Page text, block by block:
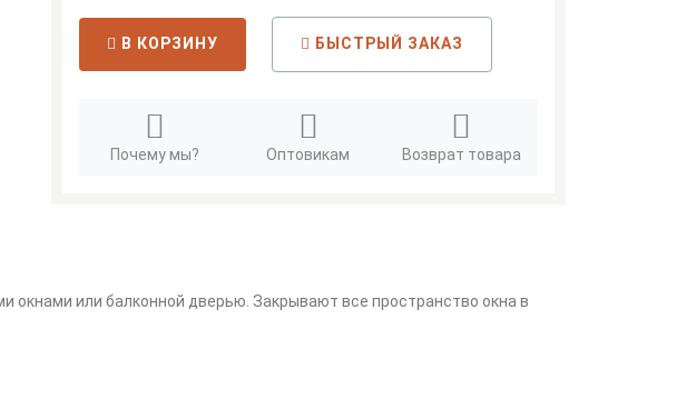
В КОРЗИНУ БЫСТРЫЙ ЗАКАЗ
Почему мы? Оптовикам Возврат товара
окнами или балконной дверью. Закрывают все пространство окна в